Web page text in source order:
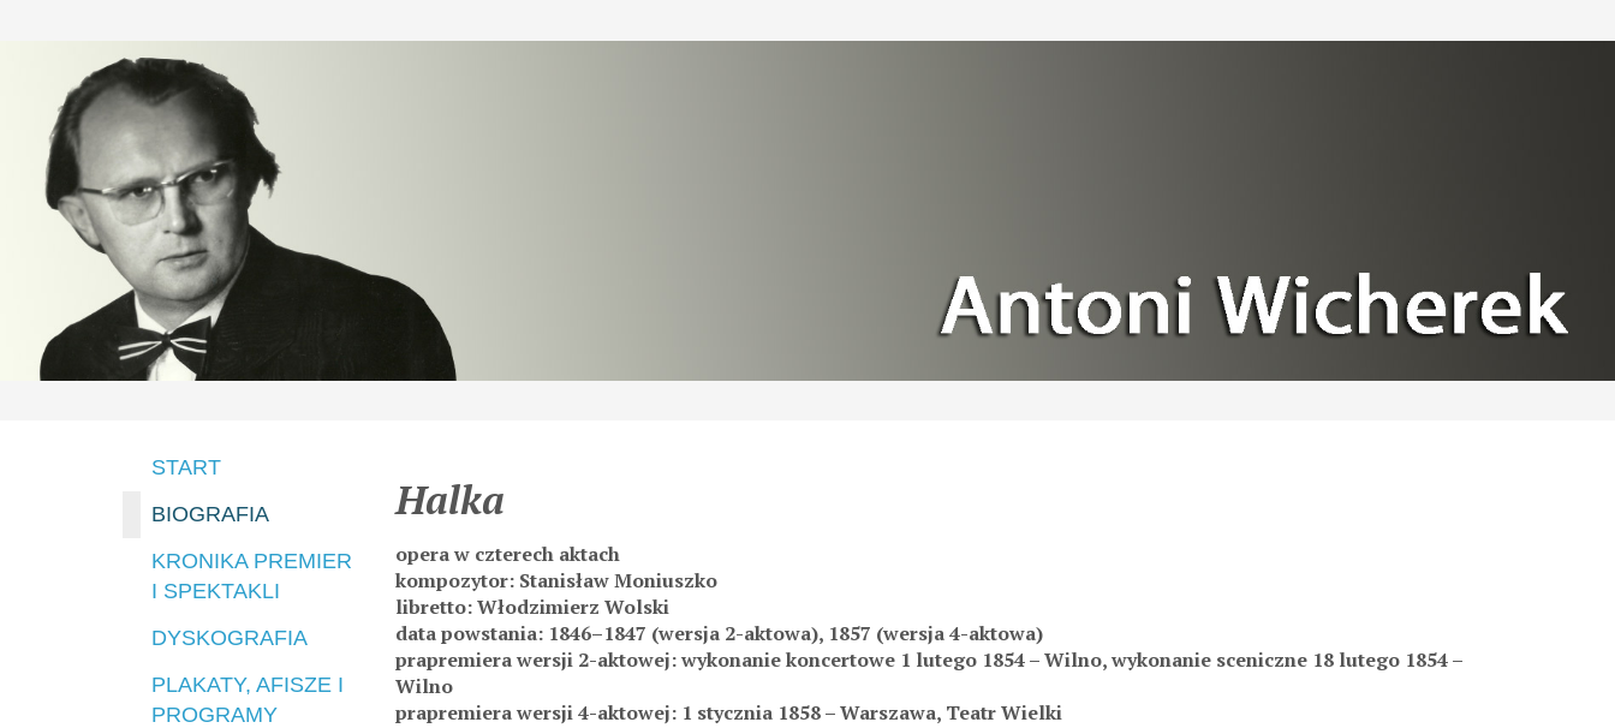
START
BIOGRAFIA
KRONIKA PREMIER
I SPEKTAKLI
DYSKOGRAFIA
PLAKATY, AFISZE I
PROGRAMY
Halka
opera w czterech aktach
kompozytor: Stanisław Moniuszko
libretto: Włodzimierz Wolski
data powstania: 1846–1847 (wersja 2-aktowa), 1857 (wersja 4-aktowa)
prapremiera wersji 2-aktowej: wykonanie koncertowe 1 lutego 1854–Wilno, wykonanie sceniczne 18 lutego 1854–
Wilno
prapremiera wersji 4-aktowej: 1 stycznia 1858 – Warszawa, Teatr Wielki